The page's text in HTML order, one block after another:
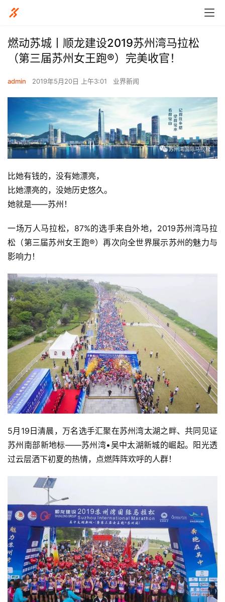
燃动苏城丨顺龙建设2019苏州湾马拉松
（第三届苏州女王跑®）完美收官！
admin 2019年5月20日 上午3:01 业界新闻
比她有钱的，没有她漂亮，
比她漂亮的，没她历史悠久。
她就是——苏州！
一场万人马拉松，87%的选手来自外地，2019苏州湾马拉
松（第三届苏州女王跑®）再次向全世界展示苏州的魅力与
影响力！
5月19日清晨，万名选手汇聚在苏州湾太湖之畔、共同见证
苏州南部新地标——苏州湾•吴中太湖新城的崛起。阳光透
过云层洒下初夏的热情，点燃阵阵欢呼的人群！